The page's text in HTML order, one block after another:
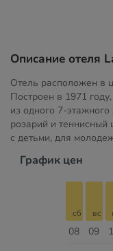
Описание отеля
Отель расположен в
Построен в 1971
из одного 7-
розарий и теннисный
с детьми, для
График цен
08
сб
09
вс